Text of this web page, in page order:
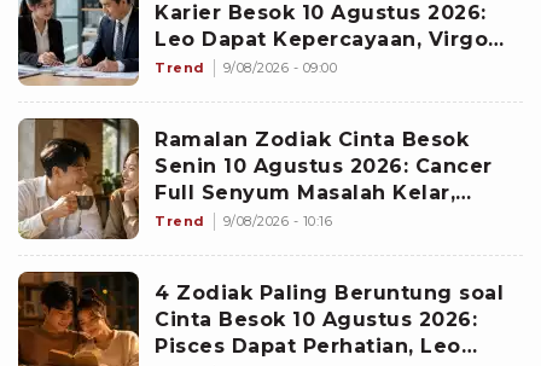
Karier Besok 10 Agustus 2026:
Leo Dapat Kepercayaan, Virgo
Makin Diperhitungkan
Trend 9/08/2026 - 09:00
Ramalan Zodiak Cinta Besok
Senin 10 Agustus 2026: Cancer
Full Senyum Masalah Kelar,
Scorpio Awas Terprovokasi
Trend 9/08/2026 - 10:16
4 Zodiak Paling Beruntung soal
Cinta Besok 10 Agustus 2026:
Pisces Dapat Perhatian, Leo